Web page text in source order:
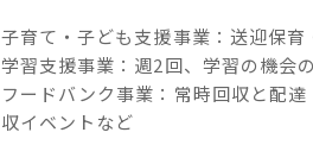
子育て・子ども支援事業：送迎保
学習支援事業：週2回、学習の機会
フードバンク事業：常時回収と配
収イベントなど